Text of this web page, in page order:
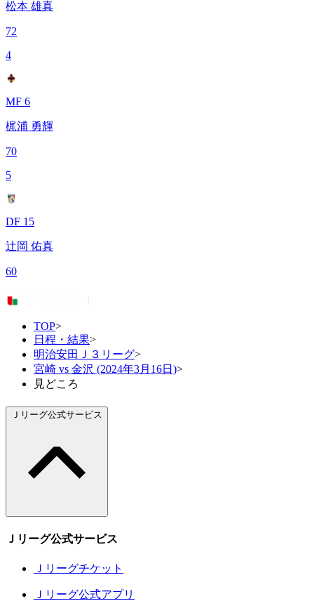
松本 雄真
72
4
MF 6
梶浦 勇輝
70
5
DF 15
辻岡 佑真
60
TOP>
日程・結果>
明治安田Ｊ３リーグ>
宮崎 vs 金沢 (2024年3月16日)>
見どころ
Ｊリーグ公式サービス
Ｊリーグ公式サービス
Ｊリーグチケット
Ｊリーグ公式アプリ